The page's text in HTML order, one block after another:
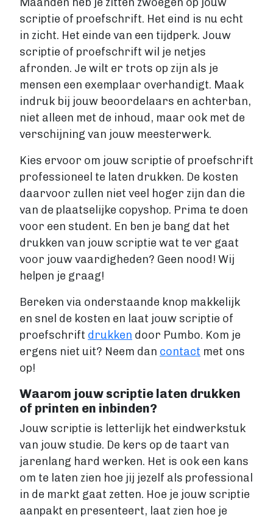
Levertijden
Offset drukken
Hoe werkt offset drukken
Boek uitgeven
ALGEMEEN
Boek uitgeven
Boek distributie
Kosten
VIA BOEKHANDELS
Boek uitgeven via Bol.com
Boek uitgeven via Centraal Boekhuis
Boek uitgeven via Managementboek.nl
Stappenplan
VIA BOEKENBESTELLEN.NL
Boek uitgeven via eigen website
E-BOOK UITGEVEN
Boek uitgeven als e-book
Wat is een e-book?
E-book verkopen
Stappenplan
Boek schrijven
BOEK SCHRIJVEN
Boek redigeren
BOEK MAKEN
Boek maken
Zakelijk boek
scriptie of proefschrift. Het eind is nu echt
in zicht. Het einde van een tijdperk. Jouw
scriptie of proefschrift wil je netjes
afronden. Je wilt er trots op zijn als je
mensen een exemplaar overhandigt. Maak
indruk bij jouw beoordelaars en achterban,
niet alleen met de inhoud, maar ook met de
verschijning van jouw meesterwerk.
Kies ervoor om jouw scriptie of proefschrift
professioneel te laten drukken. De kosten
daarvoor zullen niet veel hoger zijn dan die
van de plaatselijke copyshop. Prima te doen
voor een student. En ben je bang dat het
drukken van jouw scriptie wat te ver gaat
voor jouw vaardigheden? Geen nood! Wij
helpen je graag!
Bereken via onderstaande knop makkelijk
en snel de kosten en laat jouw scriptie of
proefschrift drukken door Pumbo. Kom je
ergens niet uit? Neem dan contact met ons
op!
Waarom jouw scriptie laten drukken
of printen en inbinden?
Jouw scriptie is letterlijk het eindwerkstuk
van jouw studie. De kers op de taart van
jarenlang hard werken. Het is ook een kans
om te laten zien hoe jij jezelf als professional
in de markt gaat zetten. Hoe je jouw scriptie
aanpakt en presenteert, laat zien hoe je